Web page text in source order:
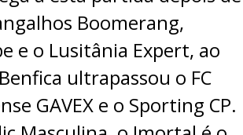
Boomerang,
e o Lusitânia Expert, ao
ultrapassou o FC
GAVEX e o Sporting CP.